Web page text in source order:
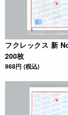
フクレックス 新
200枚
968円 (税込)